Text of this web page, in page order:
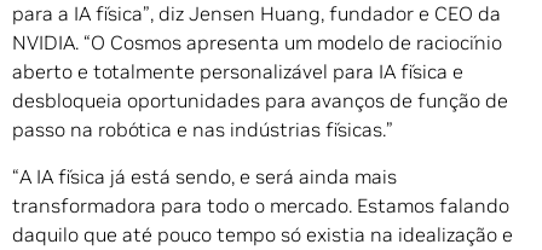
para a IA física”, diz Jensen Huang, fundador e CEO da
NVIDIA. “O Cosmos apresenta um modelo de raciocínio
aberto e totalmente personalizável para IA física e
desbloqueia oportunidades para avanços de função de
passo na robótica e nas indústrias físicas.”
“A IA física já está sendo, e será ainda mais
transformadora para todo o mercado. Estamos falando
daquilo que até pouco tempo só existia na idealização e